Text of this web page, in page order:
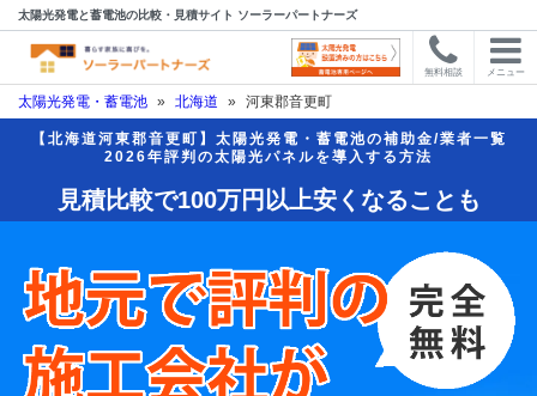
太陽光発電と蓄電池の比較・見積サイト ソーラーパートナーズ
無料相談 メニュー
太陽光発電・蓄電池 » 北海道 » 河東郡音更町
【北海道河東郡音更町】太陽光発電・蓄電池の補助金/業者一覧
2026年評判の太陽光パネルを導入する方法
見積比較で100万円以上安くなることも